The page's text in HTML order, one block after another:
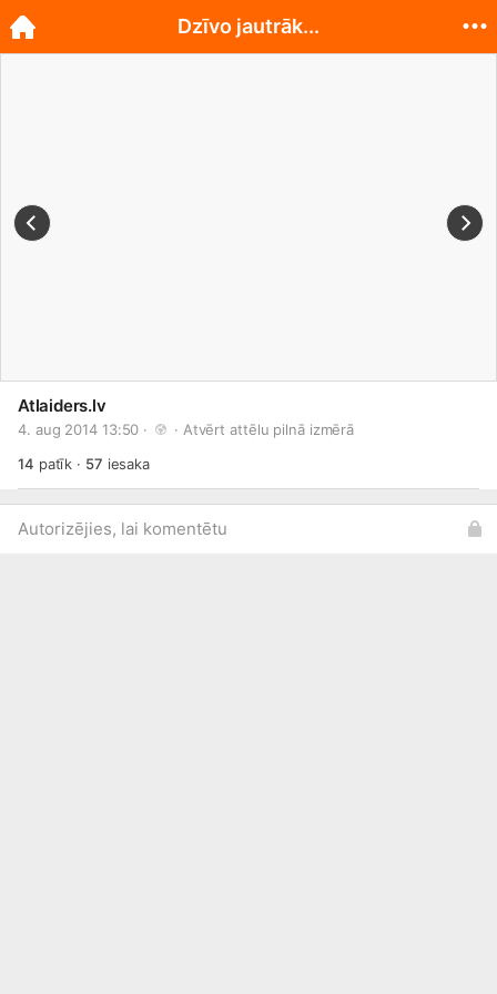
Atlaiders.lv
4. aug 2014 13:50 · · Atvērt attēlu pilnā izmērā
14 patīk · 57 iesaka
Autorizējies, lai komentētu
Dzīvo jautrāk...